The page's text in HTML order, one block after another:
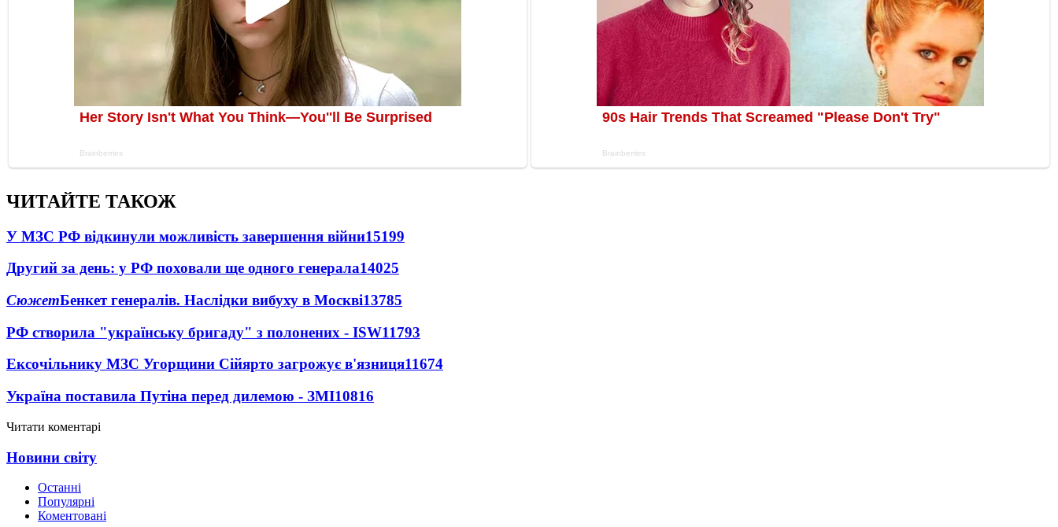
ЧИТАЙТЕ ТАКОЖ
У МЗС РФ відкинули можливість завершення війни15199
Другий за день: у РФ поховали ще одного генерала14025
СюжетБенкет генералів. Наслідки вибуху в Москві13785
РФ створила "українську бригаду" з полонених - ISW11793
Ексочільнику МЗС Угорщини Сійярто загрожує в'язниця11674
Україна поставила Путіна перед дилемою - ЗМІ10816
Читати коментарі
Новини світу
Останні
Популярні
Коментовані